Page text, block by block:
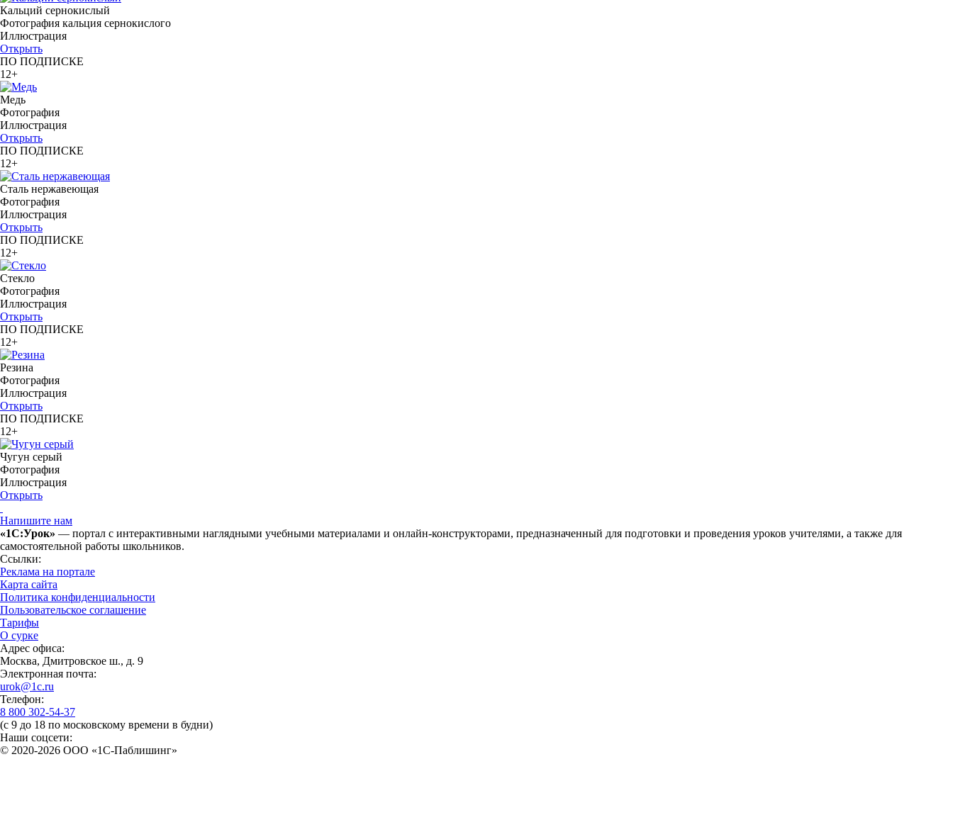
Кальций сернокислый
Фотография кальция сернокислого
Иллюстрация
Открыть
ПО ПОДПИСКЕ
12+
Медь
Фотография
Иллюстрация
Открыть
ПО ПОДПИСКЕ
12+
Сталь нержавеющая
Фотография
Иллюстрация
Открыть
ПО ПОДПИСКЕ
12+
Стекло
Фотография
Иллюстрация
Открыть
ПО ПОДПИСКЕ
12+
Резина
Фотография
Иллюстрация
Открыть
ПО ПОДПИСКЕ
12+
Чугун серый
Фотография
Иллюстрация
Открыть
Напишите нам
«1С:Урок» — портал с интерактивными наглядными учебными материалами и онлайн-конструкторами, предназначенный для подготовки и проведения уроков учителями, а также для
самостоятельной работы школьников.
Ссылки:
Реклама на портале
Карта сайта
Политика конфиденциальности
Пользовательское соглашение
Тарифы
О сурке
Адрес офиса:
Москва, Дмитровское ш., д. 9
Электронная почта:
urok@1c.ru
Телефон:
8 800 302-54-37
(с 9 до 18 по московскому времени в будни)
Наши соцсети:
© 2020-2026 OOO «1С-Паблишинг»